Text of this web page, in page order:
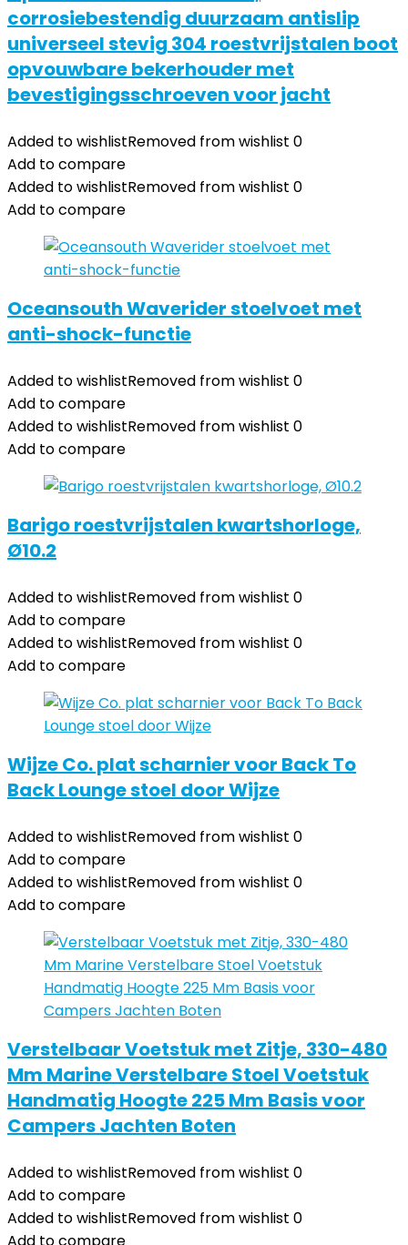
corrosiebestendig duurzaam antislip
universeel stevig 304 roestvrijstalen boot
opvouwbare bekerhouder met
bevestigingsschroeven voor jacht
Added to wishlistRemoved from wishlist 0
Add to compare
Added to wishlistRemoved from wishlist 0
Add to compare
Oceansouth Waverider stoelvoet met
anti-shock-functie
Added to wishlistRemoved from wishlist 0
Add to compare
Added to wishlistRemoved from wishlist 0
Add to compare
Barigo roestvrijstalen kwartshorloge,
Ø10.2
Added to wishlistRemoved from wishlist 0
Add to compare
Added to wishlistRemoved from wishlist 0
Add to compare
Wijze Co. plat scharnier voor Back To
Back Lounge stoel door Wijze
Added to wishlistRemoved from wishlist 0
Add to compare
Added to wishlistRemoved from wishlist 0
Add to compare
Verstelbaar Voetstuk met Zitje, 330-480
Mm Marine Verstelbare Stoel Voetstuk
Handmatig Hoogte 225 Mm Basis voor
Campers Jachten Boten
Added to wishlistRemoved from wishlist 0
Add to compare
Added to wishlistRemoved from wishlist 0